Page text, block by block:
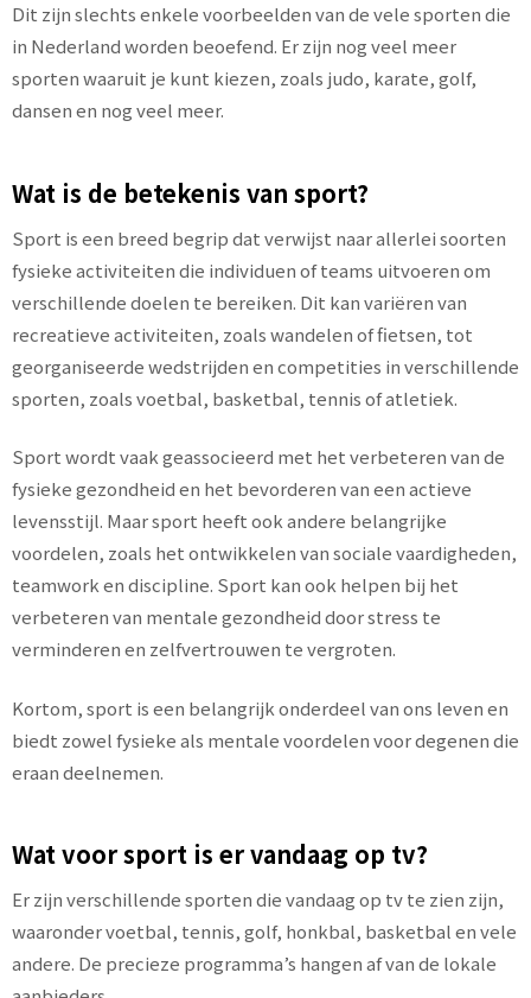
Dit zijn slechts enkele voorbeelden van de vele sporten die
in Nederland worden beoefend. Er zijn nog veel meer
sporten waaruit je kunt kiezen, zoals judo, karate, golf,
dansen en nog veel meer.
Wat is de betekenis van sport?
Sport is een breed begrip dat verwijst naar allerlei soorten
fysieke activiteiten die individuen of teams uitvoeren om
verschillende doelen te bereiken. Dit kan variëren van
recreatieve activiteiten, zoals wandelen of fietsen, tot
georganiseerde wedstrijden en competities in verschillende
sporten, zoals voetbal, basketbal, tennis of atletiek.
Sport wordt vaak geassocieerd met het verbeteren van de
fysieke gezondheid en het bevorderen van een actieve
levensstijl. Maar sport heeft ook andere belangrijke
voordelen, zoals het ontwikkelen van sociale vaardigheden,
teamwork en discipline. Sport kan ook helpen bij het
verbeteren van mentale gezondheid door stress te
verminderen en zelfvertrouwen te vergroten.
Kortom, sport is een belangrijk onderdeel van ons leven en
biedt zowel fysieke als mentale voordelen voor degenen die
eraan deelnemen.
Wat voor sport is er vandaag op tv?
Er zijn verschillende sporten die vandaag op tv te zien zijn,
waaronder voetbal, tennis, golf, honkbal, basketbal en vele
andere. De precieze programma’s hangen af van de lokale